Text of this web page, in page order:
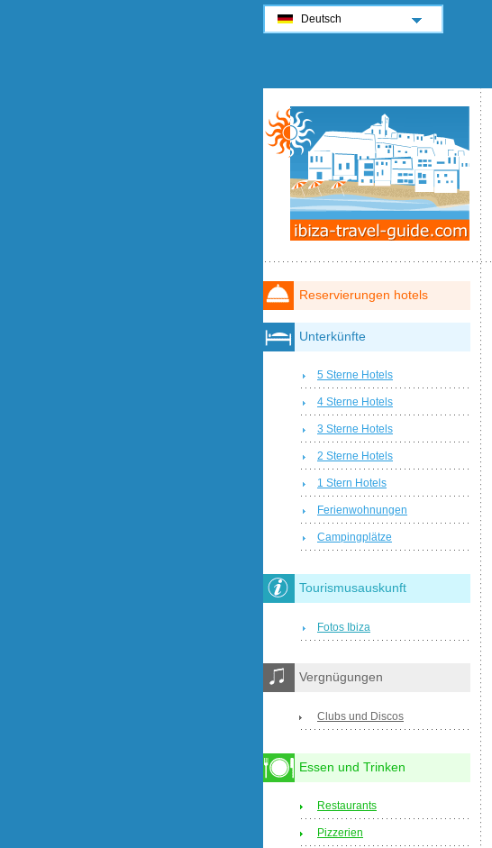
Reservierungen hotels
Unterkünfte
5 Sterne Hotels
4 Sterne Hotels
3 Sterne Hotels
2 Sterne Hotels
1 Stern Hotels
Ferienwohnungen
Campingplätze
Tourismusauskunft
Fotos Ibiza
Vergnügungen
Clubs und Discos
Essen und Trinken
Restaurants
Pizzerien
Deutsch